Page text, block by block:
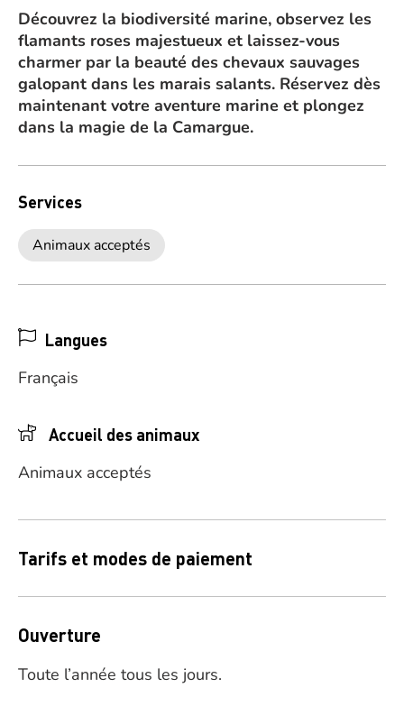
Découvrez la biodiversité marine, observez les
flamants roses majestueux et laissez-vous
charmer par la beauté des chevaux sauvages
galopant dans les marais salants. Réservez dès
maintenant votre aventure marine et plongez
dans la magie de la Camargue.
Services
Animaux acceptés
Langues
Français
Accueil des animaux
Animaux acceptés
Tarifs et modes de paiement
Ouverture
Toute l’année tous les jours.